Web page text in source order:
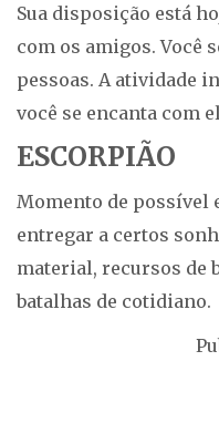
Sua disposição está
com os amigos. Você
pessoas. A atividade
você se encanta com
ESCORPIÃO
Momento de possível
entregar a certos
material, recursos de
batalhas de cotidiano.